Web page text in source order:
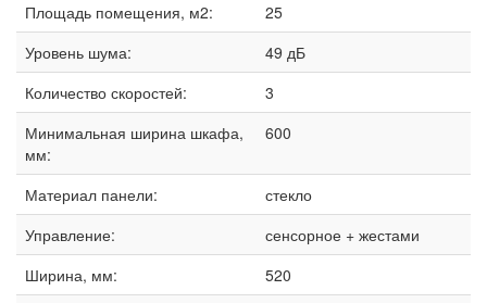
Площадь помещения, м2:
25
Уровень шума:
49 дБ
Количество скоростей:
3
Минимальная ширина шкафа,
мм:
600
Материал панели:
стекло
Управление:
сенсорное + жестами
Ширина, мм:
520